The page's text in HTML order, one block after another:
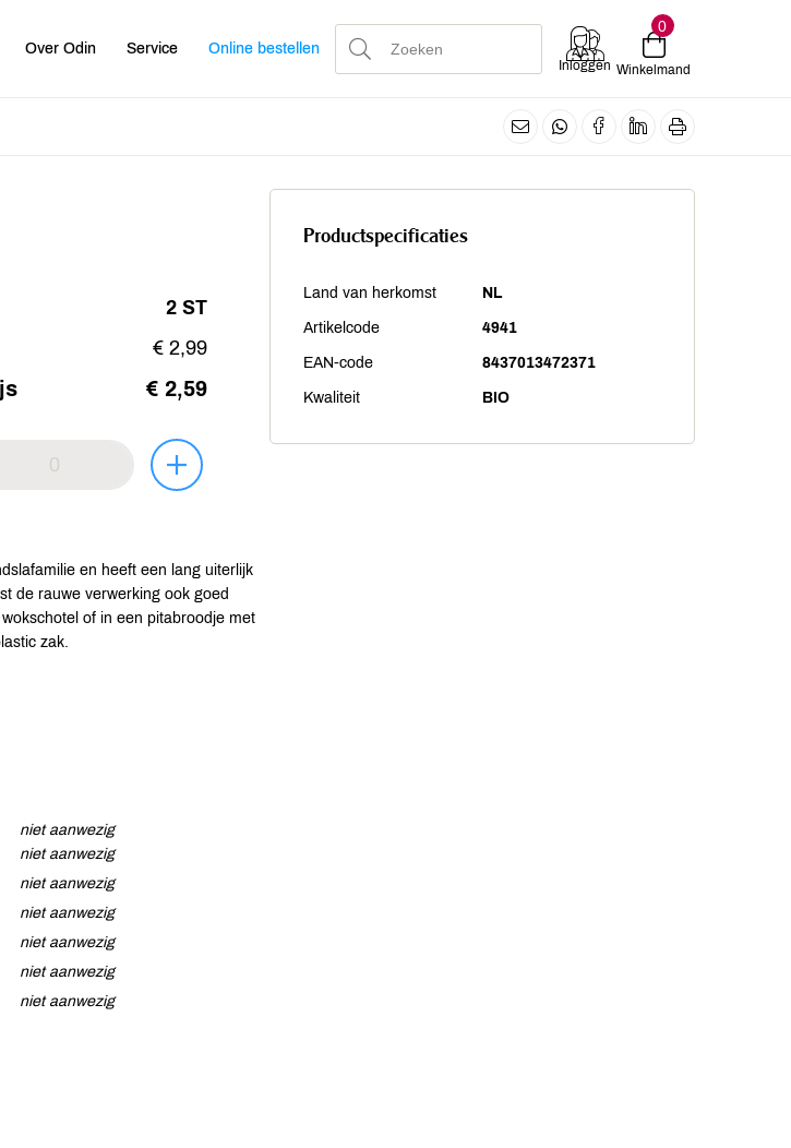
Over Odin Service Online bestellen
Inloggen
0
Winkelmand
2 ST
€ 2,99
€ 2,59
en heeft een lang uiterlijk
de rauwe verwerking ook goed
of in een pitabroodje met
zak.
niet aanwezig
niet aanwezig
niet aanwezig
niet aanwezig
niet aanwezig
niet aanwezig
niet aanwezig
Productspecificaties
Land van herkomst NL
Artikelcode 4941
EAN-code 8437013472371
Kwaliteit BIO